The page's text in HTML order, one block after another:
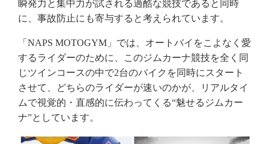
瞬発力と集中力が試される過酷な競技であると同時
に、事故防止にも寄与すると考えられています。
「NAPS MOTOGYM」では、オートバイをこよなく愛
するライダーのために、このジムカーナ競技を全く同
じツインコースの中で2台のバイクを同時にスタート
させて、どちらのライダーが速いのかが、リアルタイ
ムで視覚的・直感的に伝わってくる“魅せるジムカー
ナ”としています。